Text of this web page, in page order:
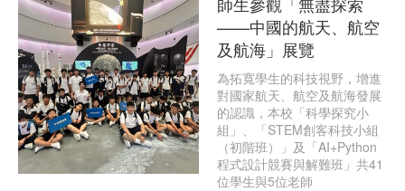
——中國的航天、航空
及航海」展覽
為拓寬學生的科技視野，增進
對國家航天、航空及航海發展
的認識，本校「科學探究小
組」、「STEM創客科技小組
（初階班）」及「AI+Python
程式設計競賽與解難班」共41
位學生與5位老師